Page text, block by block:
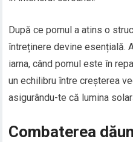
După ce pomul a atins o
întreținere devine esențială.
iarna, când pomul este în
un echilibru între creșterea
asigurându-te că lumina
Combaterea